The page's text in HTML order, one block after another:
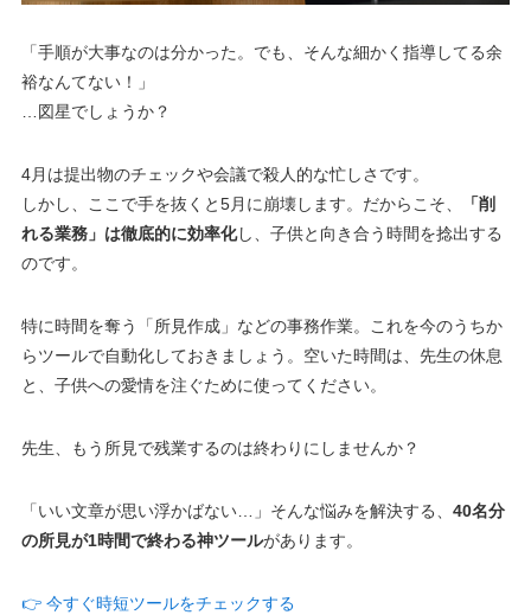
「手順が大事なのは分かった。でも、そんな細かく指導してる余
裕なんてない！」
…図星でしょうか？
4月は提出物のチェックや会議で殺人的な忙しさです。
しかし、ここで手を抜くと5月に崩壊します。だからこそ、
「削
れる業務」は徹底的に効率化し、子供と向き合う時間を捻出する
のです。
特に時間を奪う「所見作成」などの事務作業。これを今のうちか
らツールで自動化しておきましょう。空いた時間は、先生の休息
と、子供への愛情を注ぐために使ってください。
先生、もう所見で残業するのは終わりにしませんか？
「いい文章が思い浮かばない…」そんな悩みを解決する、 40名分
の所見が1時間で終わる神ツールがあります。
👉 今すぐ時短ツールをチェックする